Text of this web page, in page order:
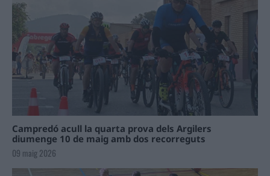
Campredó acull la quarta prova dels Argilers
diumenge 10 de maig amb dos recorreguts
09 maig 2026